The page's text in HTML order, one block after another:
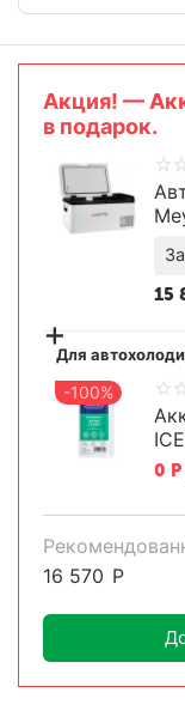
Aкция! —
в подарок.
15
+Для
-100%
0 Р
16 570 Р